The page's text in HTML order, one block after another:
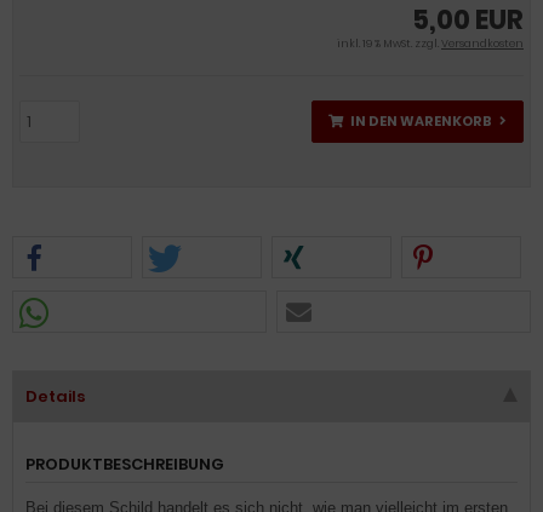
5,00 EUR
inkl. 19 % MwSt. zzgl.Versandkosten
IN DEN WARENKORB
Details
PRODUKTBESCHREIBUNG
Bei diesem Schild handelt es sich nicht, wie man vielleicht im ersten